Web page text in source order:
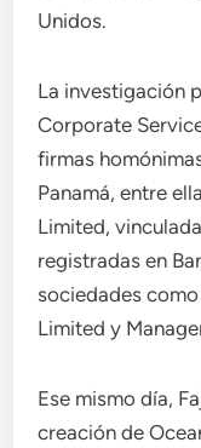
Unidos.
La investigación
Corporate
firmas
Panamá, entre
Limited,
registradas en
sociedades
Limited y
Ese mismo día,
creación de